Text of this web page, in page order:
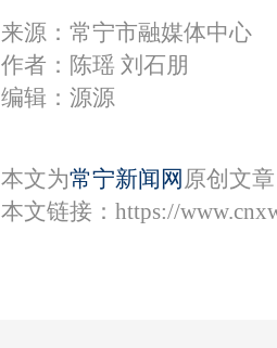
来源：常宁市融媒体中心
作者：陈瑶 刘石朋
编辑：源源
本文为常宁新闻网 原创文
本文链接： https://